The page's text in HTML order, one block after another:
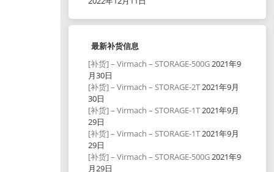
最新补货信息
[补货] – Virmach – STORAGE-500G2021年9
月30日
[补货] – Virmach – STORAGE-2T2021年9月
30日
[补货] – Virmach – STORAGE-1T2021年9月
29日
[补货] – Virmach – STORAGE-1T2021年9月
29日
[补货] – Virmach – STORAGE-500G2021年9
月29日